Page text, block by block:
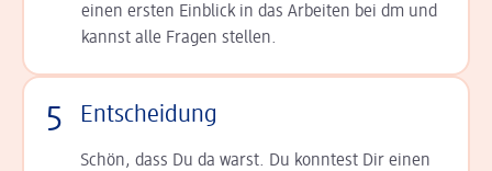
einen ersten Einblick in das Arbeiten bei dm und
kannst alle Fragen stellen.
5 Entscheidung
Schön, dass Du da warst. Du konntest Dir einen